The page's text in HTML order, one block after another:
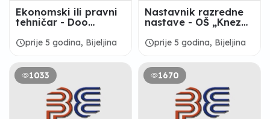
Ekonomski ili pravni
tehničar - Doo
scheduleprije 5 godina, Bijeljina
Nastavnik razredne
nastave - OŠ „Knez
Bijeljina
scheduleprije 5 godina, Bijeljina
1033 1670